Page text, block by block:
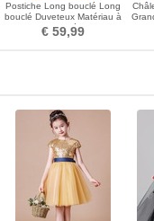
Postiche Long bouclé Long
bouclé Duveteux Matériau à
haute température
€ 59,99